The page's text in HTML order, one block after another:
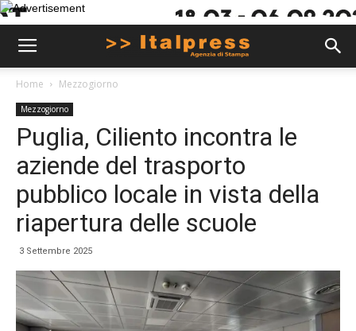
Home Mezzogiorno
Mezzogiorno
Puglia, Ciliento incontra le
aziende del trasporto
pubblico locale in vista della
riapertura delle scuole
3 Settembre 2025